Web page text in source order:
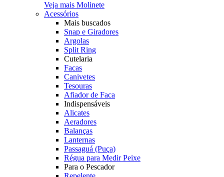
Veja mais Molinete
Acessórios
Mais buscados
Snap e Giradores
Argolas
Split Ring
Cutelaria
Facas
Canivetes
Tesouras
Afiador de Faca
Indispensáveis
Alicates
Aeradores
Balanças
Lanternas
Passaguá (Puça)
Régua para Medir Peixe
Para o Pescador